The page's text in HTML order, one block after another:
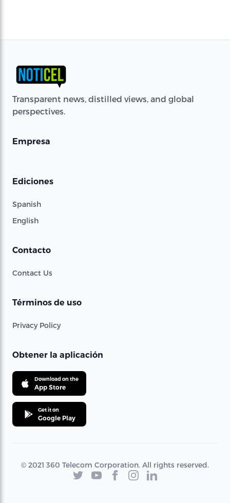
Transparent news, distilled views, and global
perspectives.
Empresa
Ediciones
Spanish
English
Contacto
Contact Us
Términos de uso
Privacy Policy
Obtener la aplicación
Download on the
App Store
Get it on
Google Play
© 2021 360 Telecom Corporation. All rights reserved.